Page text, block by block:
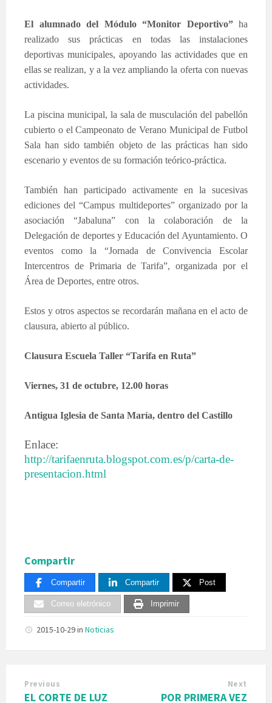
El alumnado del Módulo “Monitor Deportivo”ha
realizado sus prácticas en todas las instalaciones
deportivas municipales, apoyando las actividades que en
ellas se realizan, y a la vez ampliando la oferta con nuevas
actividades.
La piscina municipal, la sala de musculación del pabellón
cubierto o el Campeonato de Verano Municipal de Futbol
Sala han sido también objeto de las prácticas han sido
escenario y eventos de su formación teórico-práctica.
También han participado activamente en la sucesivas
ediciones del “Campus multideportes” organizado por la
asociación “Jabaluna” con la colaboración de la
Delegación de deportes y Educación del Ayuntamiento. O
eventos como la “Jornada de Convivencia Escolar
Intercentros de Primaria de Tarifa”, organizada por el
Área de Deportes, entre otros.
Estos y otros aspectos se recordarán mañana en el acto de
clausura, abierto al público.
Clausura Escuela Taller “Tarifa en Ruta”
Viernes, 31 de octubre, 12.00 horas
Antigua Iglesia de Santa María, dentro del Castillo
Enlace:
http://tarifaenruta.blogspot.com.es/p/carta-de-
presentacion.html
Compartir
Compartir Compartir Post
Correo eletrónico Imprimir
2015-10-29in Noticias
Previous
EL CORTE DE LUZ
Next
POR PRIMERA VEZ